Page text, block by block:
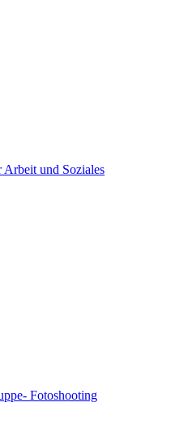
Arbeit und Soziales
Fotoshooting